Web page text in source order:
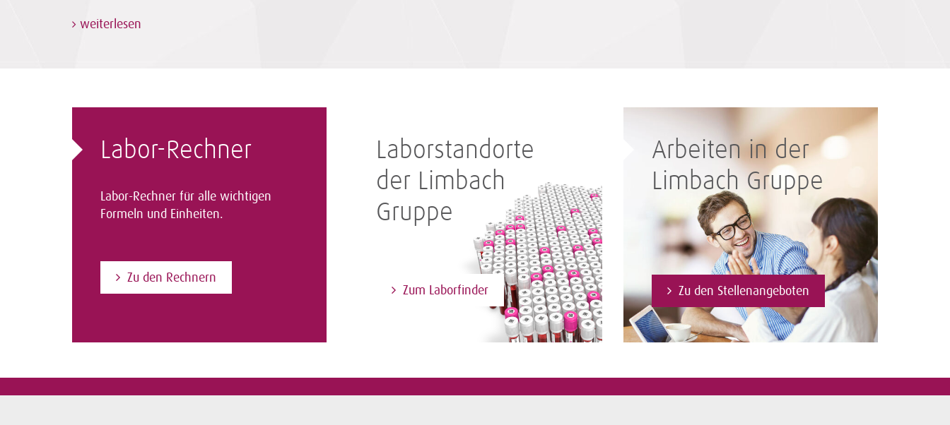
weiterlesen
Labor-Rechner
Labor-Rechner für alle wichtigen
Formeln und Einheiten.
Zu den Rechnern
Laborstandorte
der Limbach
Gruppe
Zum Laborfinder
Arbeiten in der
Limbach Gruppe
Zu den Stellenangeboten